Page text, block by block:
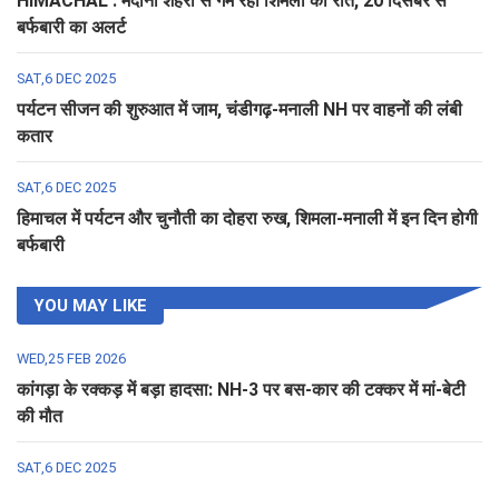
बर्फबारी का अलर्ट
SAT,6 DEC 2025
पर्यटन सीजन की शुरुआत में जाम, चंडीगढ़-मनाली NH पर वाहनों की लंबी
कतार
SAT,6 DEC 2025
हिमाचल में पर्यटन और चुनौती का दोहरा रुख, शिमला-मनाली में इन दिन होगी
बर्फबारी
YOU MAY LIKE
WED,25 FEB 2026
कांगड़ा के रक्कड़ में बड़ा हादसा: NH-3 पर बस-कार की टक्कर में मां-बेटी
की मौत
SAT,6 DEC 2025